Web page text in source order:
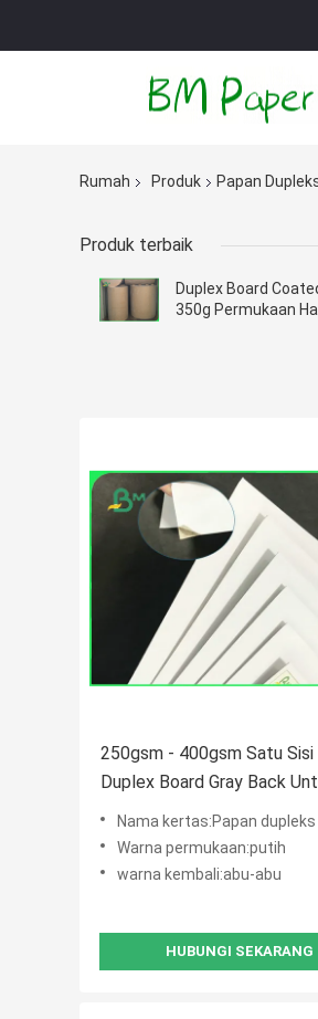
Rumah Produk Papan
Produk terbaik
Duplex Board
350g Permukaan
250gsm - 400gsm Satu Sisi
Duplex Board Gray Back
Kotak Kemasan
Nama kertas:Papan
Warna permukaan:putih
warna kembali:abu-abu
HUBUNGI SEKARANG